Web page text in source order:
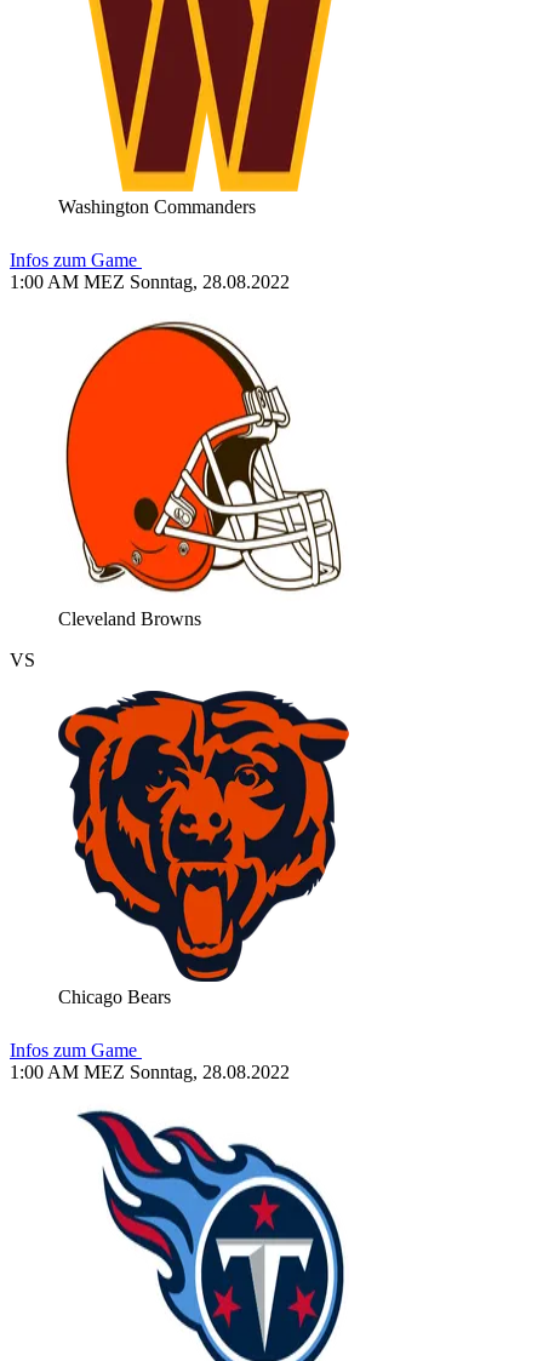
Washington Commanders
Infos zum Game
1:00 AM MEZ Sonntag, 28.08.2022
Cleveland Browns
VS
Chicago Bears
Infos zum Game
1:00 AM MEZ Sonntag, 28.08.2022